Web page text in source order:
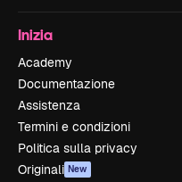
Inizia
Academy
Documentazione
Assistenza
Termini e condizioni
Politica sulla privacy
Originali New